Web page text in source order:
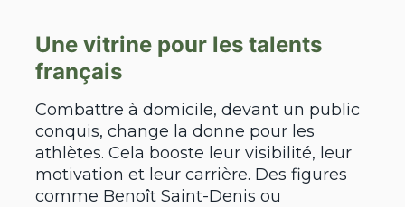
Une vitrine pour les talents
français
Combattre à domicile, devant un public
conquis, change la donne pour les
athlètes. Cela booste leur visibilité, leur
motivation et leur carrière. Des figures
comme Benoît Saint-Denis ou